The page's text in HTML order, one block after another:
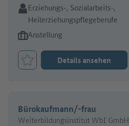
Branche:
Erziehungs-, Sozialarbeits-,
Heilerziehungspflegeberufe
Art des Jobangebots:
Anstellung
Job merken
Details ansehen
Bürokaufmann/-frau
Weiterbildungsinstitut WbI GmbH